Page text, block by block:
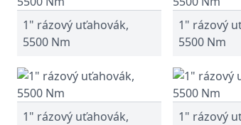
1" rázový uťahovák,
5500 Nm
1" rázový
5500 Nm
1" rázový uťahovák,
1" rázový